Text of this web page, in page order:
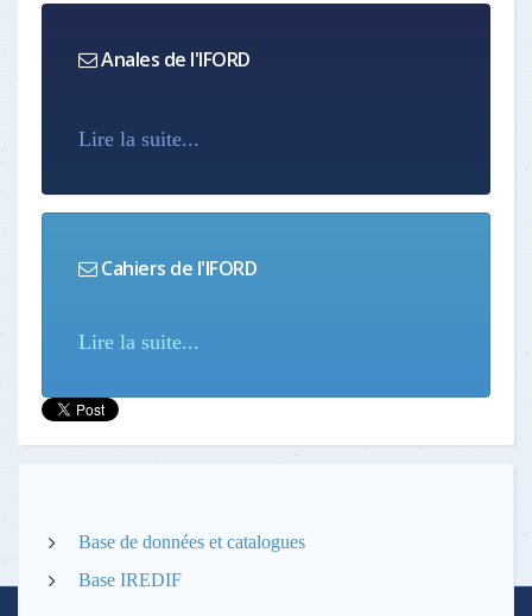
Anales de l'IFORD
Lire la suite...
Cahiers de l'IFORD
Lire la suite...
Base de données et catalogues
Base IREDIF